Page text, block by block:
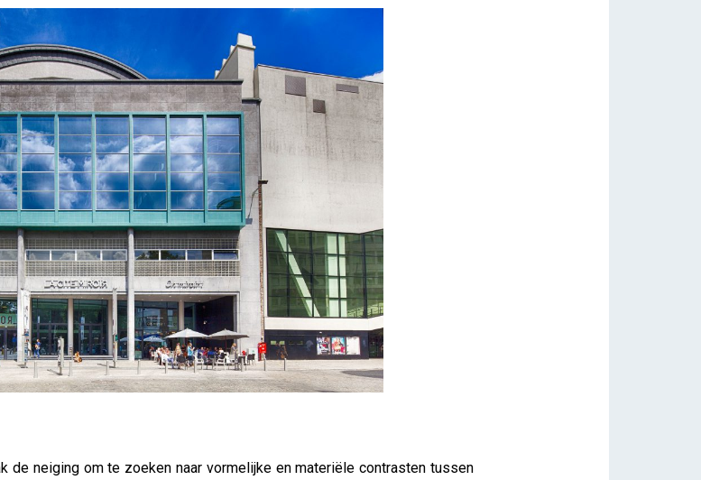
de neiging om te zoeken naar vormelijke en materiële contrasten tussen